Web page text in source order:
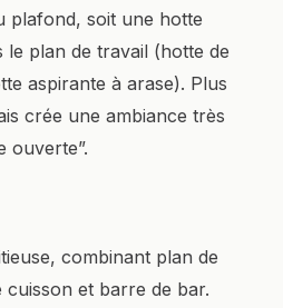
plafond, soit une hotte
le plan de travail (hotte de
aspirante à arase). Plus
crée une ambiance très
ouverte”.
combinant plan de
et barre de bar.